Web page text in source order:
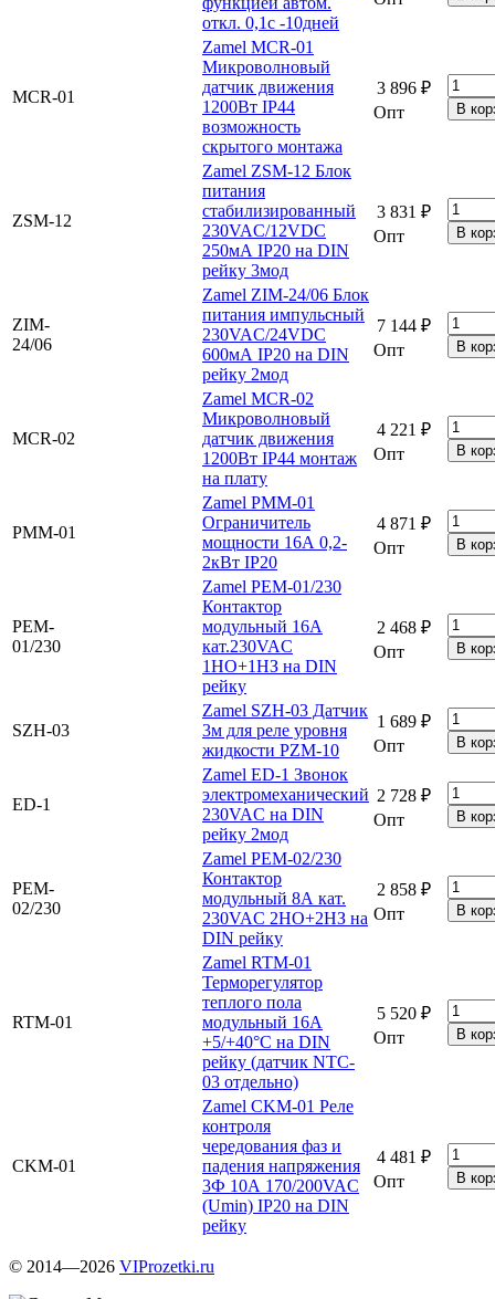
откл. 0,1с -10дней
MCR-01
Zamel MCR-01
Микроволновый
датчик движения
1200Вт IP44
возможность
скрытого монтажа
3 896 ₽
Опт
ZSM-12
Zamel ZSM-12 Блок
питания
стабилизированный
230VAC/12VDC
250мА IP20 на DIN
рейку 3мод
3 831 ₽
Опт
ZIM-
24/06
Zamel ZIM-24/06 Блок
питания импульсный
230VAC/24VDC
600мА IP20 на DIN
рейку 2мод
7 144 ₽
Опт
MCR-02
Zamel MCR-02
Микроволновый
датчик движения
1200Вт IP44 монтаж
на плату
4 221 ₽
Опт
PMM-01
Zamel PMM-01
Ограничитель
мощности 16А 0,2-
2кВт IP20
4 871 ₽
Опт
PEM-
01/230
Zamel PEM-01/230
Контактор
модульный 16А
кат.230VAC
1НО+1НЗ на DIN
рейку
2 468 ₽
Опт
SZH-03
Zamel SZH-03 Датчик
3м для реле уровня
жидкости PZM-10
1 689 ₽
Опт
ED-1
Zamel ED-1 Звонок
электромеханический
230VAC на DIN
рейку 2мод
2 728 ₽
Опт
PEM-
02/230
Zamel PEM-02/230
Контактор
модульный 8А кат.
230VAC 2НО+2НЗ на
DIN рейку
2 858 ₽
Опт
RTM-01
Zamel RTM-01
Терморегулятор
теплого пола
модульный 16А
+5/+40°С на DIN
рейку (датчик NTC-
03 отдельно)
5 520 ₽
Опт
CKM-01
Zamel CKM-01 Реле
контроля
чередования фаз и
падения напряжения
3Ф 10А 170/200VAC
(Umin) IP20 на DIN
рейку
4 481 ₽
Опт
© 2014—2026 VIProzetki.ru